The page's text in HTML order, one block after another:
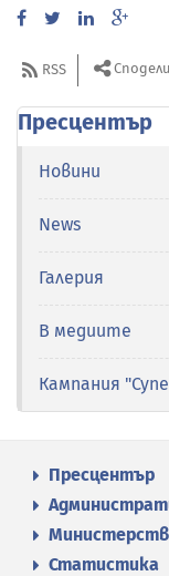
RSS Сподели
Пресцентър
Новини
News
Галерия
В медиите
Кампания
Пресцентър
Статистика